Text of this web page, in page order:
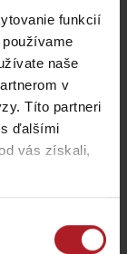
funkcií
naše
v
Títo partneri
ďalšími
vás získali,
hodín
Liptov
aj v